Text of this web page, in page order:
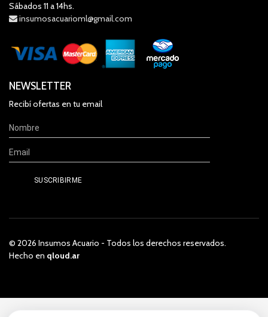
Sábados 11 a 14hs.
insumosacuarioml@gmail.com
NEWSLETTER
Recibí ofertas en tu email
© 2026 Insumos Acuario - Todos los derechos reservados.
Hecho en qloud.ar